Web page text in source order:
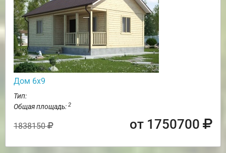
Дом 6х9
Тип:
Общая площадь: 2
1838150 от 1750700